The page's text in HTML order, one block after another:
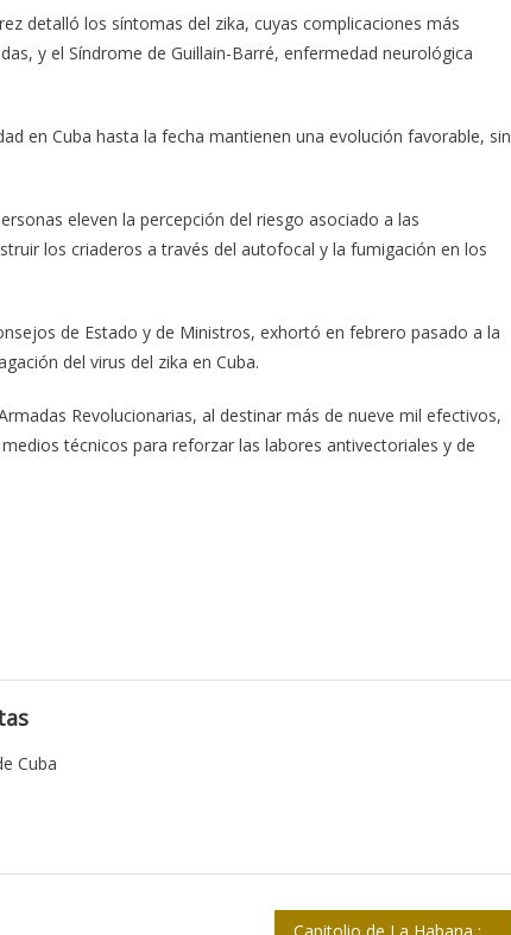
detalló los síntomas del zika, cuyas complicaciones más
y el Síndrome de Guillain-Barré, enfermedad neurológica
en Cuba hasta la fecha mantienen una evolución favorable, sin
eleven la percepción del riesgo asociado a las
los criaderos a través del autofocal y la fumigación en los
de Estado y de Ministros, exhortó en febrero pasado a la
del virus del zika en Cuba.
Revolucionarias, al destinar más de nueve mil efectivos,
técnicos para reforzar las labores antivectoriales y de
Cuba